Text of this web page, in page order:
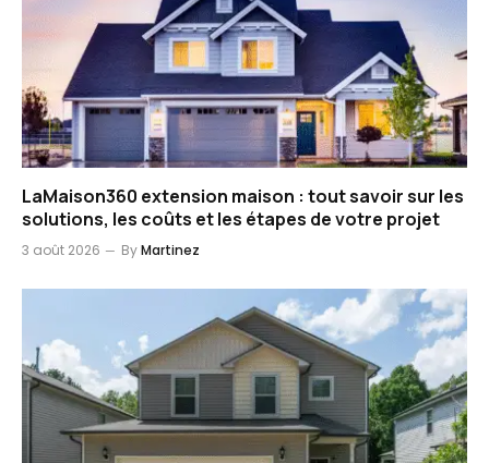
LaMaison360 extension maison : tout savoir sur les
solutions, les coûts et les étapes de votre projet
3 août 2026 ByMartinez